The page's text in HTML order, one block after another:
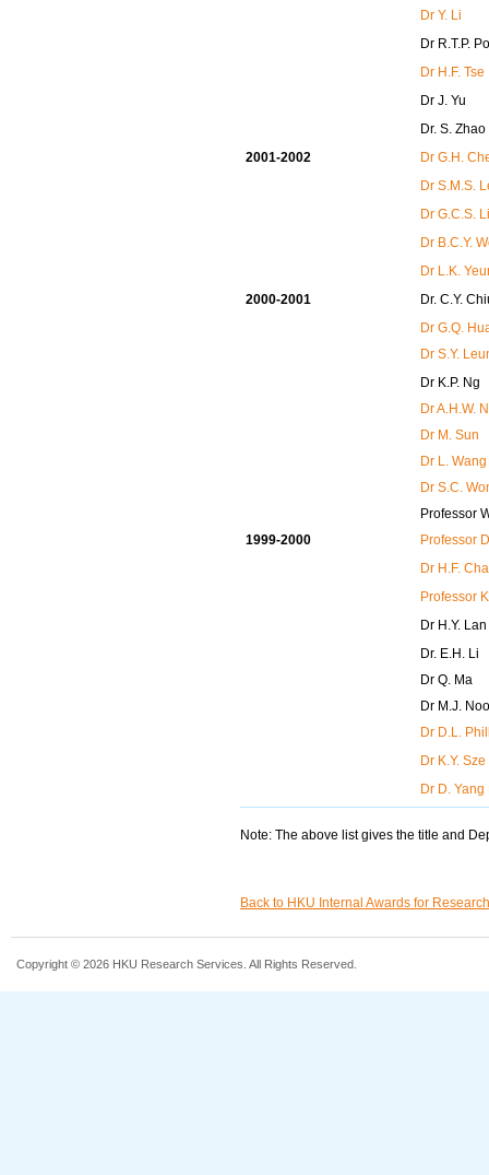
Dr Y. Li
Dr R.T.P.
Dr H.F. Tse
Dr J. Yu
Dr. S. Zhao
2001-2002
Dr G.H.
Dr S.M.S.
Dr G.C.S.
Dr B.C.Y.
Dr L.K.
2000-2001
Dr. C.Y.
Dr G.Q.
Dr S.Y.
Dr K.P. Ng
Dr A.H.W.
Dr M. Sun
Dr L. Wang
Dr S.C.
Professor
1999-2000
Professor
Dr H.F.
Professor
Dr H.Y. Lan
Dr. E.H. Li
Dr Q. Ma
Dr M.J.
Dr D.L.
Dr K.Y. Sze
Dr D. Yang
Note: The above list gives the title and
Back to HKU Internal Awards for
Copyright © 2026 HKU Research Services. All Rights Reserved.